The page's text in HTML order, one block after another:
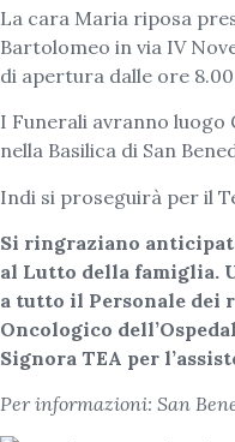
La cara Maria riposa
Bartolomeo in via IV
di apertura dalle ore
I Funerali avranno luogo
nella Basilica di San
Indi si proseguirà per il
Si ringraziano
al Lutto della famiglia.
a tutto il Personale dei
Oncologico
Signora TEA per
Per informazioni: San